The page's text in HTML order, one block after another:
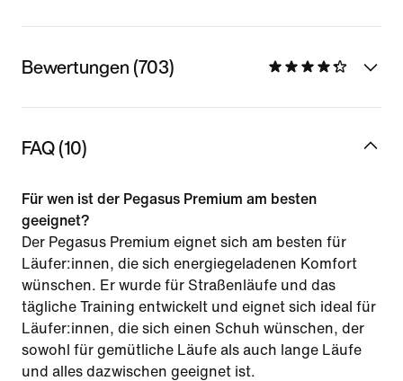
Bewertungen (703)
FAQ (10)
Für wen ist der Pegasus Premium am besten
geeignet?
Der Pegasus Premium eignet sich am besten für
Läufer:innen, die sich energiegeladenen Komfort
wünschen. Er wurde für Straßenläufe und das
tägliche Training entwickelt und eignet sich ideal für
Läufer:innen, die sich einen Schuh wünschen, der
sowohl für gemütliche Läufe als auch lange Läufe
und alles dazwischen geeignet ist.